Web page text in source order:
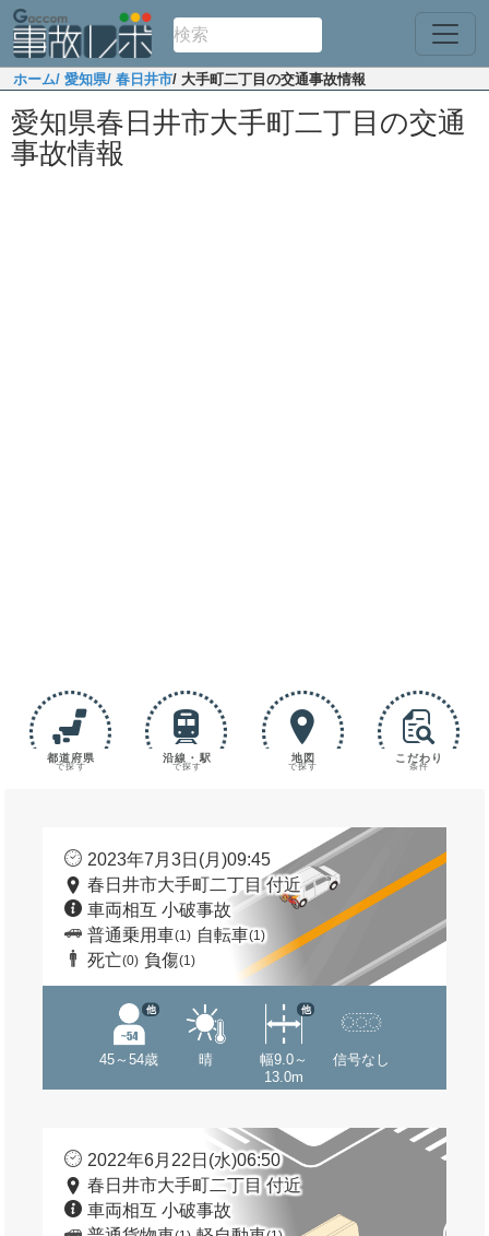
ホーム/ 愛知県/ 春日井市/ 大手町二丁目の交通事故情報
愛知県春日井市大手町二丁目の交通
事故情報
都道府県
で探す
沿線・駅
で探す
地図
で探す
こだわり
条件
2023年7月3日(月)09:45
春日井市大手町二丁目 付近
車両相互 小破事故
普通乗用車(1) 自転車(1)
死亡(0) 負傷(1)
45～54歳
他
晴
幅9.0～
13.0m
他
信号なし
2022年6月22日(水)06:50
春日井市大手町二丁目 付近
車両相互 小破事故